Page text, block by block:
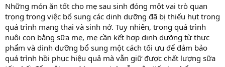
Những món ăn tốt cho mẹ sau sinh đóng một vai trò quan
trọng trong việc bổ sung các dinh dưỡng đã bị thiếu hụt trong
quá trình mang thai và sinh nở. Tuy nhiên, trong quá trình
nuôi con bằng sữa mẹ, mẹ cần kết hợp dinh dưỡng từ thực
phẩm và dinh dưỡng bổ sung một cách tối ưu để đảm bảo
quá trình hồi phục hiệu quả mà vẫn giữ được chất lượng sữa